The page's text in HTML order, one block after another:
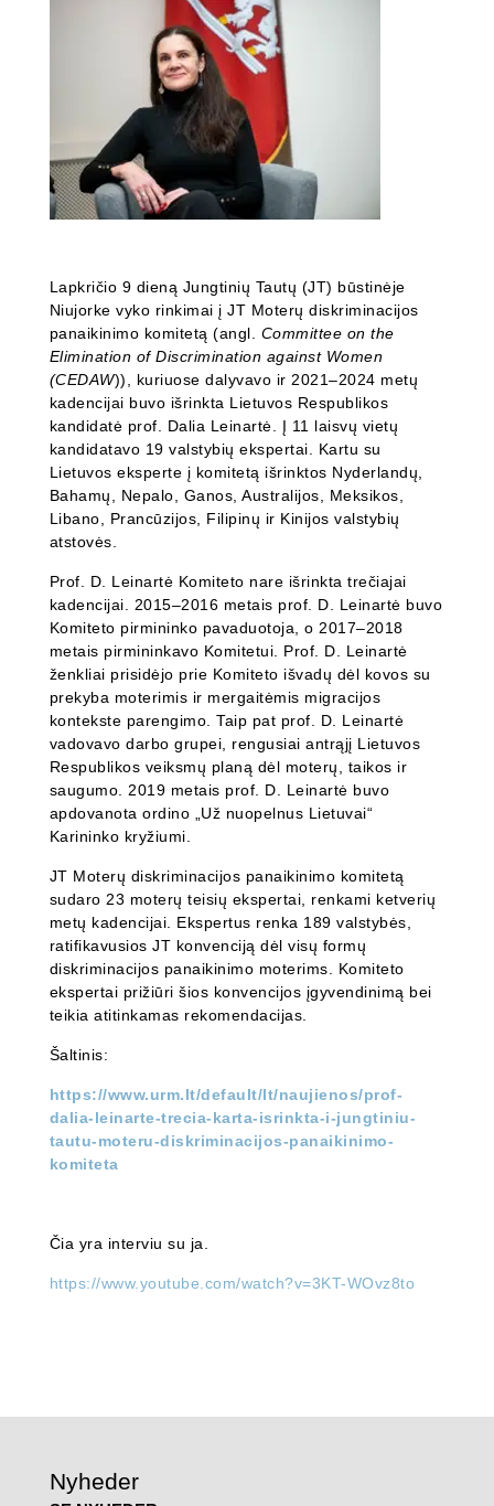
Lapkričio 9 dieną Jungtinių Tautų (JT) būstinėje
Niujorke vyko rinkimai į JT Moterų diskriminacijos
panaikinimo komitetą (angl. Committee on the
Elimination of Discrimination against Women
(CEDAW)), kuriuose dalyvavo ir 2021–2024 metų
kadencijai buvo išrinkta Lietuvos Respublikos
kandidatė prof. Dalia Leinartė. Į 11 laisvų vietų
kandidatavo 19 valstybių ekspertai. Kartu su
Lietuvos eksperte į komitetą išrinktos Nyderlandų,
Bahamų, Nepalo, Ganos, Australijos, Meksikos,
Libano, Prancūzijos, Filipinų ir Kinijos valstybių
atstovės.
Prof. D. Leinartė Komiteto nare išrinkta trečiajai
kadencijai. 2015–2016 metais prof. D. Leinartė buvo
Komiteto pirmininko pavaduotoja, o 2017–2018
metais pirmininkavo Komitetui. Prof. D. Leinartė
ženkliai prisidėjo prie Komiteto išvadų dėl kovos su
prekyba moterimis ir mergaitėmis migracijos
kontekste parengimo. Taip pat prof. D. Leinartė
vadovavo darbo grupei, rengusiai antrąjį Lietuvos
Respublikos veiksmų planą dėl moterų, taikos ir
saugumo. 2019 metais prof. D. Leinartė buvo
apdovanota ordino „Už nuopelnus Lietuvai“
Karininko kryžiumi.
JT Moterų diskriminacijos panaikinimo komitetą
sudaro 23 moterų teisių ekspertai, renkami ketverių
metų kadencijai. Ekspertus renka 189 valstybės,
ratifikavusios JT konvenciją dėl visų formų
diskriminacijos panaikinimo moterims. Komiteto
ekspertai prižiūri šios konvencijos įgyvendinimą bei
teikia atitinkamas rekomendacijas.
Šaltinis:
https://www.urm.lt/default/lt/naujienos/prof-
dalia-leinarte-trecia-karta-isrinkta-i-jungtiniu-
tautu-moteru-diskriminacijos-panaikinimo-
komiteta
Čia yra interviu su ja.
https://www.youtube.com/watch?v=3KT-WOvz8to
Nyheder